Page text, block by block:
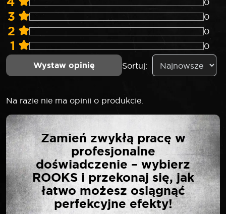
0
3 0
2 0
1 0
Wystaw opinię Sortuj:
Na razie nie ma opinii o produkcie.
NAPISZ PIERWSZĄ
OPINIĘ O „SELTA
NASADKA UDAROWA
3/4″ KRÓTKA 34 MM”
Twój adres email nie zostanie opublikowany.
Zamień zwykłą pracę w
profesjonalne
doświadczenie – wybierz
ROOKS i przekonaj się, jak
łatwo możesz osiągnąć
perfekcyjne efekty!